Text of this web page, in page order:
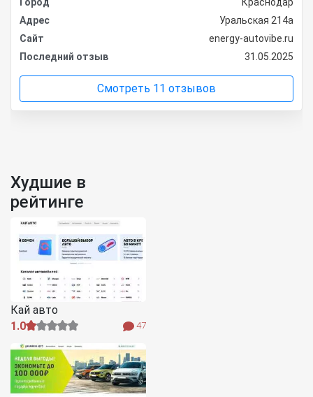
Адрес
Уральская 214а
Сайт
energy-autovibe.ru
Последний отзыв
31.05.2025
Смотреть 11 отзывов
Худшие в
рейтинге
Кай авто
1.0
47